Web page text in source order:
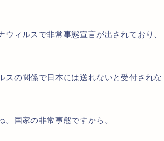
ィルスで非常事態宣言が出されており、
スの関係で日本には送れないと受付されな
国家の非常事態ですから。